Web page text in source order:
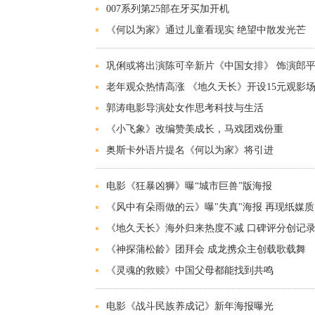
007系列第25部在牙买加开机
《何以为家》通过儿童看现实 绝望中散发光芒
巩俐或将出演陈可辛新片《中国女排》 饰演郎平
老年观众热情高涨 《地久天长》开设15元观影
郭涛电影导演处女作思考科技与生活
《小飞象》改编赞美成长，马戏团戏份重
奥斯卡外语片提名《何以为家》将引进
电影《狂暴凶狮》曝“城市巨兽”版海报
《风中有朵雨做的云》曝"失真"海报 再现纸媒
《地久天长》海外归来热度不减 口碑评分创记录
《神探蒲松龄》团拜会 成龙携众主创载歌载舞
《灵魂的救赎》中国父母都能找到共鸣
电影《战斗民族养成记》新年海报曝光